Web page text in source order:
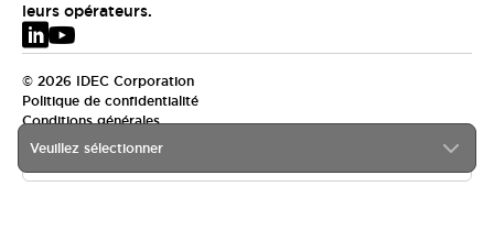
Veuillez sélectionner
leurs opérateurs.
© 2026 IDEC Corporation
Politique de confidentialité
Conditions générales
EMEA